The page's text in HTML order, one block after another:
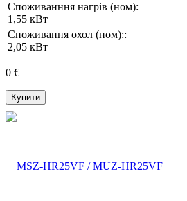
Споживанння нагрів (ном):
1,55 кВт
Споживання охол (ном)::
2,05 кВт
0 €
Купити